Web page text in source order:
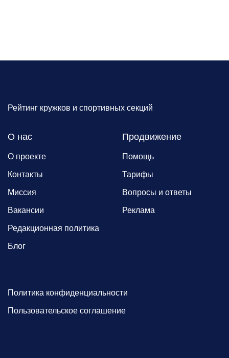
Рейтинг кружков и спортивных секций
О нас
О проекте
Контакты
Миссия
Вакансии
Редакционная политика
Блог
Продвижение
Помощь
Тарифы
Вопросы и ответы
Реклама
Политика конфиденциальности
Пользовательское соглашение